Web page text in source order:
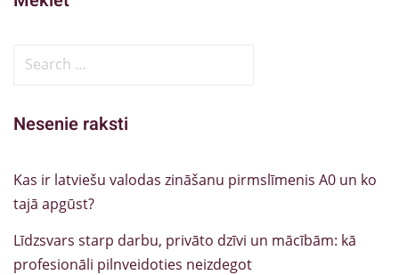
Nesenie raksti
Kas ir latviešu valodas zināšanu pirmslīmenis A0 un ko
tajā apgūst?
Līdzsvars starp darbu, privāto dzīvi un mācībām: kā
profesionāli pilnveidoties neizdegot